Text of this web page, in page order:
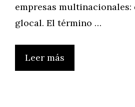
empresas
glocal. El término …
Leer más